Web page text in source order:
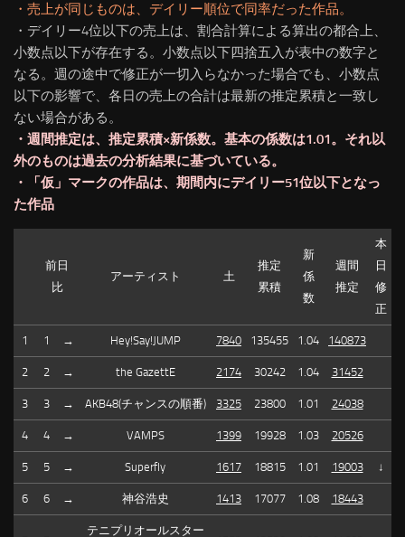
・売上が同じものは、デイリー順位で同率だった作品。
・デイリー4位以下の売上は、割合計算による算出の都合上、
小数点以下が存在する。小数点以下四捨五入が表中の数字と
なる。週の途中で修正が一切入らなかった場合でも、小数点
以下の影響で、各日の売上の合計は最新の推定累積と一致し
ない場合がある。
・週間推定は、推定累積×新係数。基本の係数は1.01。それ以
外のものは過去の分析結果に基づいている。
・「仮」マークの作品は、期間内にデイリー51位以下となっ
た作品
前日
比
アーティスト 土
推定
累積
新
係
数
週間
推定
本
日
修
正
1 1 → Hey!Say!JUMP 7840 135455 1.04 140873
2 2 → the GazettE 2174 30242 1.04 31452
3 3 → AKB48(チャンスの順番) 3325 23800 1.01 24038
4 4 → VAMPS 1399 19928 1.03 20526
5 5 → Superfly 1617 18815 1.01 19003 ↓
6 6 → 神谷浩史 1413 17077 1.08 18443
テニプリオールスター